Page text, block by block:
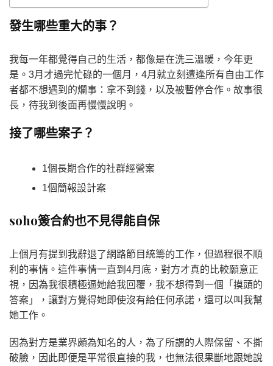
發生哪些重大的事？
我每一年都覺得自己的生活，都像是在洗三溫暖，今年更
是。3月才過完忙碌的一個月，4月就立刻遭逢所有自由工作
者都不想遇到的爛事：拿不到錢，以及被暫停合作。故事很
長，待我到後面再慢慢說明。
接了哪些案子？
1個長期合作的社群經營案
1個簡報設計案
soho簽合約也不見得能自保
上個月有提到我辭退了網路節目統籌的工作，但過程很不順
利的事情。這件事情一直到4月底，對方才真的比較願意正
視，因為我很積極逼她給我回覆，我不想得到一個「摸頭的
答案」，讓對方覺得她即使沒有給任何承諾，還可以叫我幫
她工作。
因為對方是業界頗為知名的人，為了所謂的人際保留、不撕
破臉，因此即便是平常很直接的我，也無法很果斷地跟她說